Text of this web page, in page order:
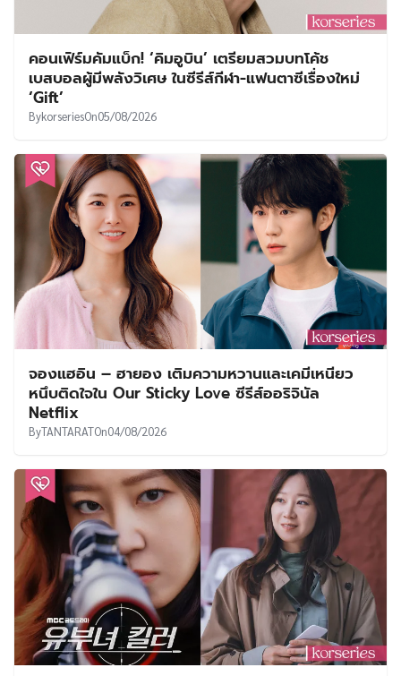
คอนเฟิร์มคัมแบ็ก! ‘คิมอูบิน’ เตรียมสวมบทโค้ช
เบสบอลผู้มีพลังวิเศษ ในซีรีส์กีฬา-แฟนตาซีเรื่องใหม่
‘Gift’
BykorseriesOn05/08/2026
จองแฮอิน – ฮายอง เติมความหวานและเคมีเหนียว
หนึบติดใจใน Our Sticky Love ซีรีส์ออริจินัล
Netflix
ByTANTARATOn04/08/2026